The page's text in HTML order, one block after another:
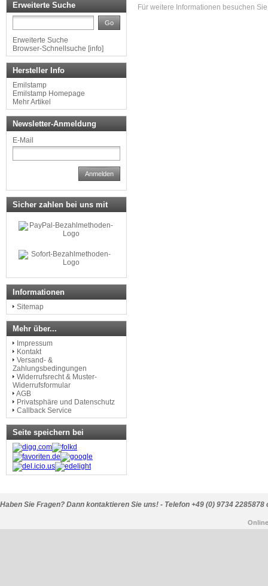
Für weitere Informationen besuchen
Erweiterte Suche
Go
Erweiterte Suche
Browser-Schnellsuche [info]
Hersteller Info
Emilstamp
Emilstamp Homepage
Mehr Artikel
Newsletter-Anmeldung
E-Mail
Anmelden
Sicher zahlen bei uns mit
Informationen
Sitemap
Mehr über...
Impressum
Kontakt
Versand- &
Zahlungsbedingungen
Widerrufsrecht & Muster-
Widerrufsformular
AGB
Privatsphäre und Datenschutz
Callback Service
Seite speichern bei
Haben Sie Fragen? Dann kontaktieren Sie uns! - Telefon +49 (0) 9734